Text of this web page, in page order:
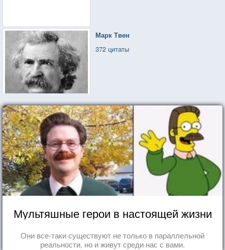
Марк Твен
372 цитаты
Мультяшные герои в настоящей жизни
Они все-таки существуют не только в параллельной
реальности, но и живут среди нас с вами.